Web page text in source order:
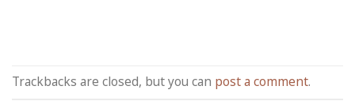
Trackbacks are closed, but you can post a comment.